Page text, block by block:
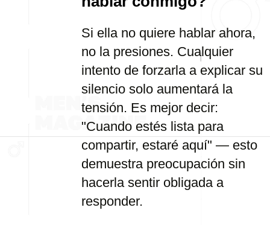
Si ella no quiere hablar ahora,
no la presiones. Cualquier
intento de forzarla a explicar su
silencio solo aumentará la
tensión. Es mejor decir:
"Cuando estés lista para
compartir, estaré aquí" — esto
demuestra preocupación sin
hacerla sentir obligada a
responder.